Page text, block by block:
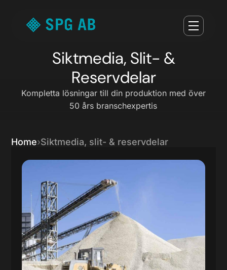
Siktmedia, Slit- &
Reservdelar
Kompletta lösningar till din produktion med över
50 års branschexpertis
Home Siktmedia, slit- & reservdelar